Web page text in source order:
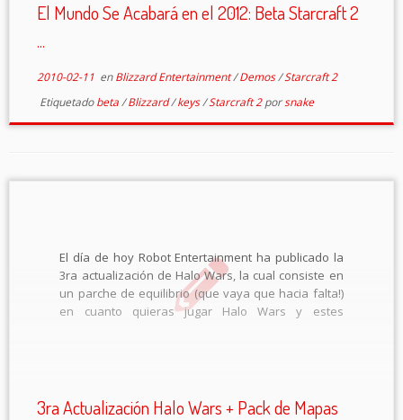
El Mundo Se Acabará en el 2012: Beta Starcraft 2
...
2010-02-11enBlizzard Entertainment/Demos/Starcraft 2
Etiquetadobeta/Blizzard/keys/Starcraft 2porsnake
El día de hoy Robot Entertainment ha publicado la
3ra actualización de Halo Wars, la cual consiste en
un parche de equilibrio (que vaya que hacia falta!)
en cuanto quieras jugar Halo Wars y estes
3ra Actualización Halo Wars + Pack de Mapas